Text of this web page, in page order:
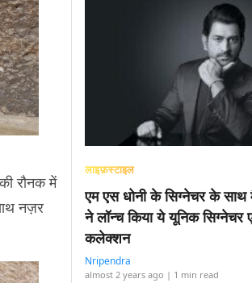
रौनक में
नज़र
लाइफ़स्टाइल
एम एस धोनी के सिग्नेचर के
ने लॉन्च किया ये यूनिक सिग्नेचर
कलेक्शन
Nripendra
almost 2 years ago | 1 min read